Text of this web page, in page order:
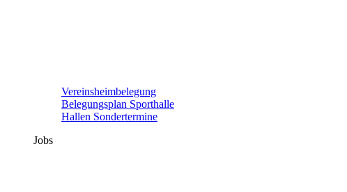
Vereinsheimbelegung
Belegungsplan Sporthalle
Hallen Sondertermine
Jobs